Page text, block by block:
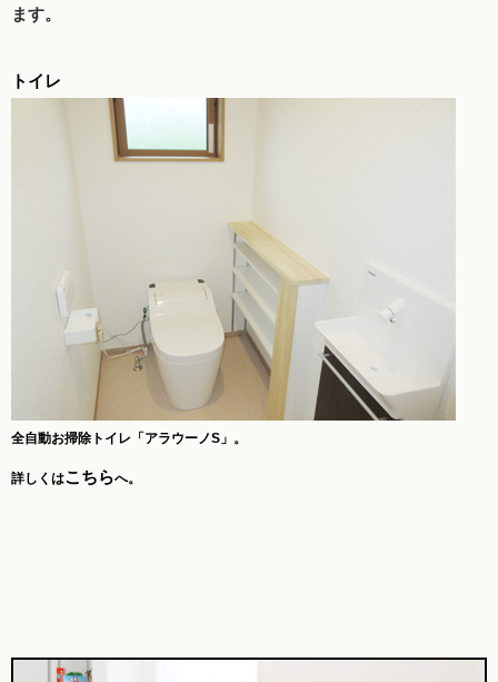
ます。
トイレ
全自動お掃除トイレ「アラウーノS」。
詳しくはこちらへ。